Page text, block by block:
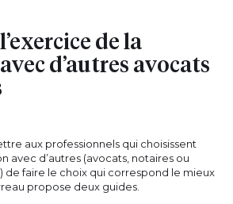
de la
d’autres avocats
aux professionnels qui choisissent
avec d’autres (avocats, notaires ou
de faire le choix qui correspond le mieux
propose deux guides.